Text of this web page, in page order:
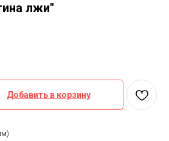
лжи"
Добавить в корзину